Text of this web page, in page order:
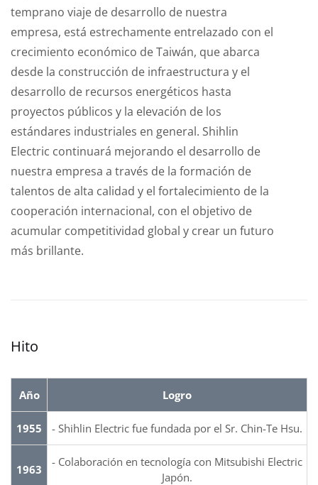
temprano viaje de desarrollo de nuestra
empresa, está estrechamente entrelazado con el
crecimiento económico de Taiwán, que abarca
desde la construcción de infraestructura y el
desarrollo de recursos energéticos hasta
proyectos públicos y la elevación de los
estándares industriales en general. Shihlin
Electric continuará mejorando el desarrollo de
nuestra empresa a través de la formación de
talentos de alta calidad y el fortalecimiento de la
cooperación internacional, con el objetivo de
acumular competitividad global y crear un futuro
más brillante.
Hito
Año Logro
1955 - Shihlin Electric fue fundada por el Sr. Chin-Te Hsu.
1963
- Colaboración en tecnología con Mitsubishi Electric
Japón.